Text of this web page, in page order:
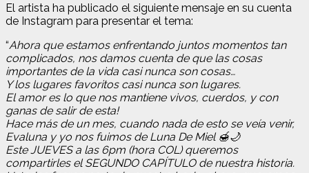
El artista ha publicado el siguiente mensaje en su cuenta
de Instagram para presentar el tema:
“Ahora que estamos enfrentando juntos momentos tan
complicados, nos damos cuenta de que las cosas
importantes de la vida casi nunca son cosas…
Y los lugares favoritos casi nunca son lugares.
El amor es lo que nos mantiene vivos, cuerdos, y con
ganas de salir de esta!
Hace más de un mes, cuando nada de esto se veía venir,
Evaluna y yo nos fuimos de Luna De Miel 🍯🌙
Este JUEVES a las 6pm (hora COL) queremos
compartirles el SEGUNDO CAPÍTULO de nuestra historia.